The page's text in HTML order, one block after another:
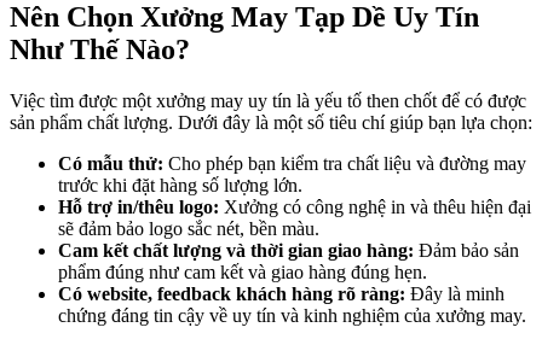
Nên Chọn Xưởng May Tạp Dề Uy Tín
Như Thế Nào?
Việc tìm được một xưởng may uy tín là yếu tố then chốt để có được
sản phẩm chất lượng. Dưới đây là một số tiêu chí giúp bạn lựa chọn:
Có mẫu thử: Cho phép bạn kiểm tra chất liệu và đường may
trước khi đặt hàng số lượng lớn.
Hỗ trợ in/thêu logo: Xưởng có công nghệ in và thêu hiện đại
sẽ đảm bảo logo sắc nét, bền màu.
Cam kết chất lượng và thời gian giao hàng: Đảm bảo sản
phẩm đúng như cam kết và giao hàng đúng hẹn.
Có website, feedback khách hàng rõ ràng: Đây là minh
chứng đáng tin cậy về uy tín và kinh nghiệm của xưởng may.